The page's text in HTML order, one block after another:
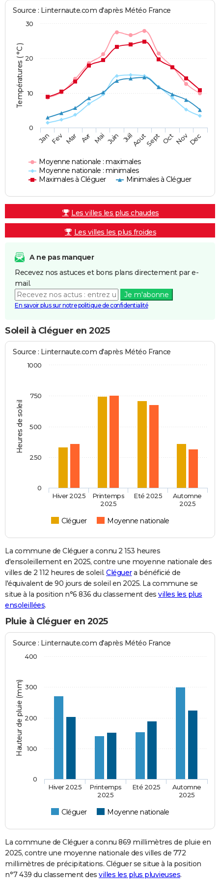
Températures ( °C )
Source : Linternaute.com d'après Météo France
Moyenne nationale : maximales
Moyenne nationale : minimales
Maximales à Cléguer
Minimales à Cléguer
JanFev Mar Avr Mai Juin JuilAoutSept OctNovDec
0
10
20
30
Les villes les plus chaudes
Les villes les plus froides
A ne pas manquer
Recevez nos astuces et bons plans directement par e-
mail.
Je m'abonne
En savoir plus sur notre politique de confidentialité
Soleil à Cléguer en 2025
Heures de soleil
Source : Linternaute.com d'après Météo France
Cléguer Moyenne nationale
Hiver 2025
Printemps
2025
Eté 2025
Automne
2025
0
250
500
750
1000
La commune de Cléguer a connu 2 153 heures
d'ensoleillement en 2025, contre une moyenne nationale des
villes de 2 112 heures de soleil. Cléguera bénéficié de
l'équivalent de 90 jours de soleil en 2025. La commune se
situe à la position n°6 836 du classement des villes les plus
ensoleillées.
Pluie à Cléguer en 2025
Hauteur de pluie (mm)
Source : Linternaute.com d'après Météo France
Cléguer Moyenne nationale
Hiver 2025
Printemps
2025
Eté 2025
Automne
2025
0
100
200
300
400
La commune de Cléguer a connu 869 millimètres de pluie en
2025, contre une moyenne nationale des villes de 772
millimètres de précipitations. Cléguer se situe à la position
n°7 439 du classement des villes les plus pluvieuses.